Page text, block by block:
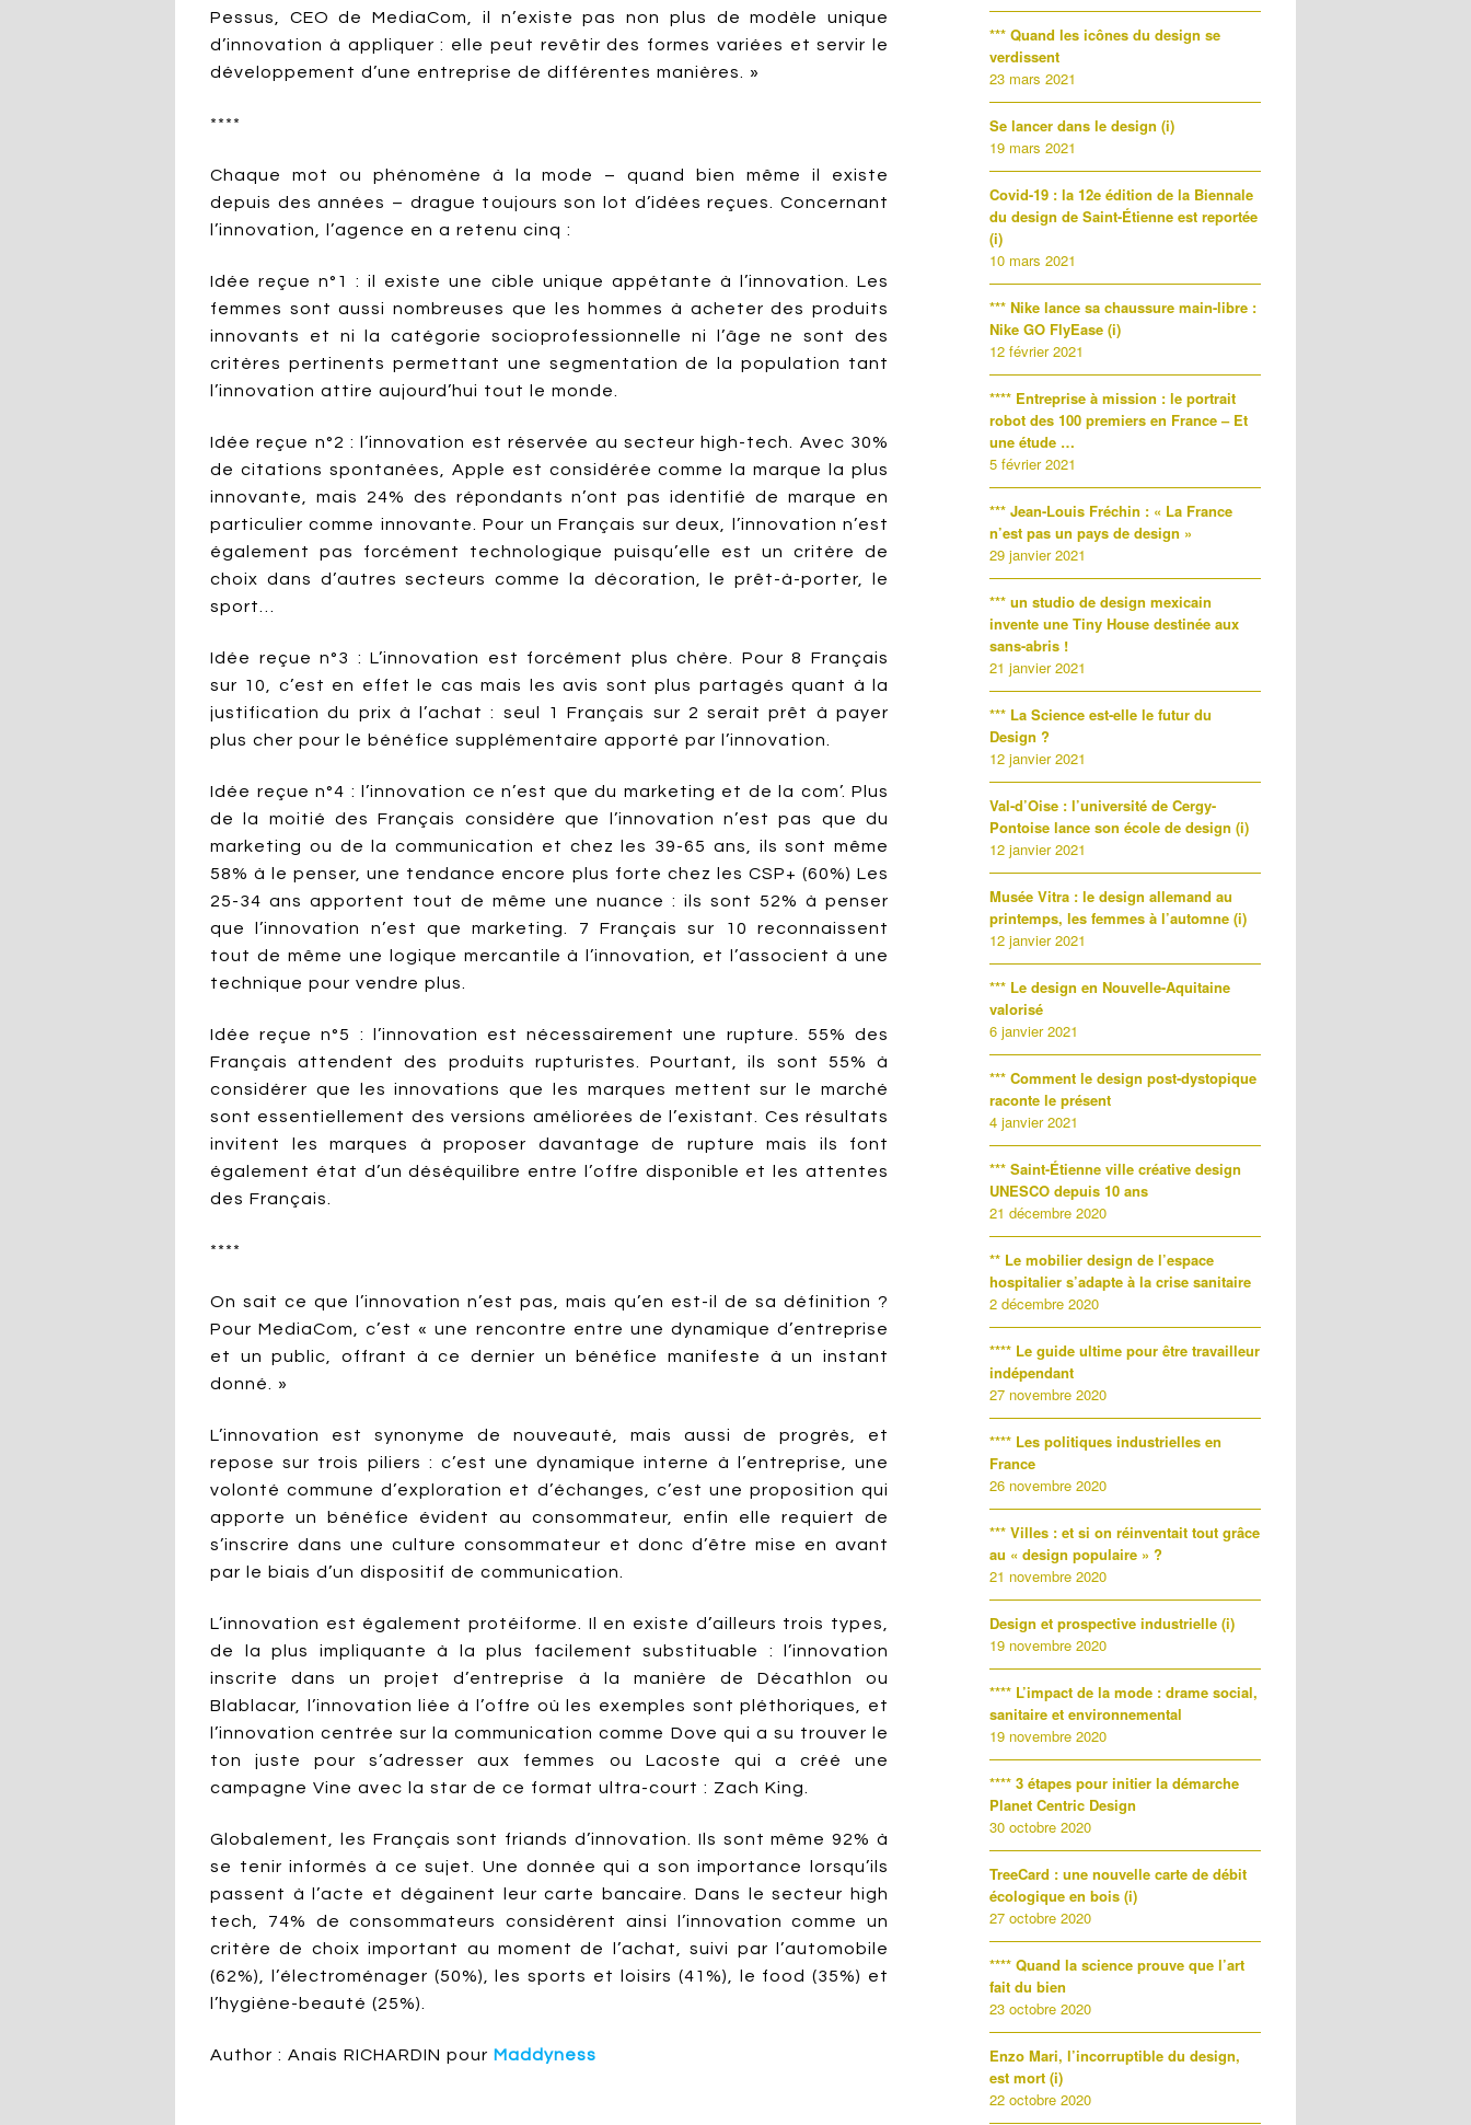
Pessus, CEO de MediaCom, il n’existe pas non plus de modèle unique
d’innovation à appliquer : elle peut revêtir des formes variées et servir le
développement d’une entreprise de différentes manières. »
****
Chaque mot ou phénomène à la mode – quand bien même il existe
depuis des années – drague toujours son lot d’idées reçues. Concernant
l’innovation, l’agence en a retenu cinq :
Idée reçue n°1 : il existe une cible unique appétante à l’innovation. Les
femmes sont aussi nombreuses que les hommes à acheter des produits
innovants et ni la catégorie socioprofessionnelle ni l’âge ne sont des
critères pertinents permettant une segmentation de la population tant
l’innovation attire aujourd’hui tout le monde.
Idée reçue n°2 : l’innovation est réservée au secteur high-tech. Avec 30%
de citations spontanées, Apple est considérée comme la marque la plus
innovante, mais 24% des répondants n’ont pas identifié de marque en
particulier comme innovante. Pour un Français sur deux, l’innovation n’est
également pas forcément technologique puisqu’elle est un critère de
choix dans d’autres secteurs comme la décoration, le prêt-à-porter, le
sport…
Idée reçue n°3 : L’innovation est forcément plus chère. Pour 8 Français
sur 10, c’est en effet le cas mais les avis sont plus partagés quant à la
justification du prix à l’achat : seul 1 Français sur 2 serait prêt à payer
plus cher pour le bénéfice supplémentaire apporté par l’innovation.
Idée reçue n°4 : l’innovation ce n’est que du marketing et de la com’. Plus
de la moitié des Français considère que l’innovation n’est pas que du
marketing ou de la communication et chez les 39-65 ans, ils sont même
58% à le penser, une tendance encore plus forte chez les CSP+ (60%) Les
25-34 ans apportent tout de même une nuance : ils sont 52% à penser
que l’innovation n’est que marketing. 7 Français sur 10 reconnaissent
tout de même une logique mercantile à l’innovation, et l’associent à une
technique pour vendre plus.
Idée reçue n°5 : l’innovation est nécessairement une rupture. 55% des
Français attendent des produits rupturistes. Pourtant, ils sont 55% à
considérer que les innovations que les marques mettent sur le marché
sont essentiellement des versions améliorées de l’existant. Ces résultats
invitent les marques à proposer davantage de rupture mais ils font
également état d’un déséquilibre entre l’offre disponible et les attentes
des Français.
****
On sait ce que l’innovation n’est pas, mais qu’en est-il de sa définition ?
Pour MediaCom, c’est « une rencontre entre une dynamique d’entreprise
et un public, offrant à ce dernier un bénéfice manifeste à un instant
donné. »
L’innovation est synonyme de nouveauté, mais aussi de progrès, et
repose sur trois piliers : c’est une dynamique interne à l’entreprise, une
volonté commune d’exploration et d’échanges, c’est une proposition qui
apporte un bénéfice évident au consommateur, enfin elle requiert de
s’inscrire dans une culture consommateur et donc d’être mise en avant
par le biais d’un dispositif de communication.
L’innovation est également protéiforme. Il en existe d’ailleurs trois types,
de la plus impliquante à la plus facilement substituable : l’innovation
inscrite dans un projet d’entreprise à la manière de Décathlon ou
Blablacar, l’innovation liée à l’offre où les exemples sont pléthoriques, et
l’innovation centrée sur la communication comme Dove qui a su trouver le
ton juste pour s’adresser aux femmes ou Lacoste qui a créé une
campagne Vine avec la star de ce format ultra-court : Zach King.
Globalement, les Français sont friands d’innovation. Ils sont même 92% à
se tenir informés à ce sujet. Une donnée qui a son importance lorsqu’ils
passent à l’acte et dégainent leur carte bancaire. Dans le secteur high
tech, 74% de consommateurs considèrent ainsi l’innovation comme un
critère de choix important au moment de l’achat, suivi par l’automobile
(62%), l’électroménager (50%), les sports et loisirs (41%), le food (35%) et
l’hygiène-beauté (25%).
Author : Anais RICHARDIN pour Maddyness
*** Quand les icônes du design se
verdissent
23 mars 2021
Se lancer dans le design (i)
19 mars 2021
Covid-19 : la 12e édition de la Biennale
du design de Saint-Étienne est reportée
(i)
10 mars 2021
*** Nike lance sa chaussure main-libre :
Nike GO FlyEase (i)
12 février 2021
**** Entreprise à mission : le portrait
robot des 100 premiers en France – Et
une étude …
5 février 2021
*** Jean-Louis Fréchin : « La France
n’est pas un pays de design »
29 janvier 2021
*** un studio de design mexicain
invente une Tiny House destinée aux
sans-abris !
21 janvier 2021
*** La Science est-elle le futur du
Design ?
12 janvier 2021
Val-d’Oise : l’université de Cergy-
Pontoise lance son école de design (i)
12 janvier 2021
Musée Vitra : le design allemand au
printemps, les femmes à l’automne (i)
12 janvier 2021
*** Le design en Nouvelle-Aquitaine
valorisé
6 janvier 2021
*** Comment le design post-dystopique
raconte le présent
4 janvier 2021
*** Saint-Étienne ville créative design
UNESCO depuis 10 ans
21 décembre 2020
** Le mobilier design de l’espace
hospitalier s’adapte à la crise sanitaire
2 décembre 2020
**** Le guide ultime pour être travailleur
indépendant
27 novembre 2020
**** Les politiques industrielles en
France
26 novembre 2020
*** Villes : et si on réinventait tout grâce
au « design populaire » ?
21 novembre 2020
Design et prospective industrielle (i)
19 novembre 2020
**** L’impact de la mode : drame social,
sanitaire et environnemental
19 novembre 2020
**** 3 étapes pour initier la démarche
Planet Centric Design
30 octobre 2020
TreeCard : une nouvelle carte de débit
écologique en bois (i)
27 octobre 2020
**** Quand la science prouve que l’art
fait du bien
23 octobre 2020
Enzo Mari, l’incorruptible du design,
est mort (i)
22 octobre 2020